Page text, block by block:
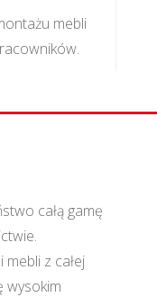
mebli
całą gamę
z całej
wysokim